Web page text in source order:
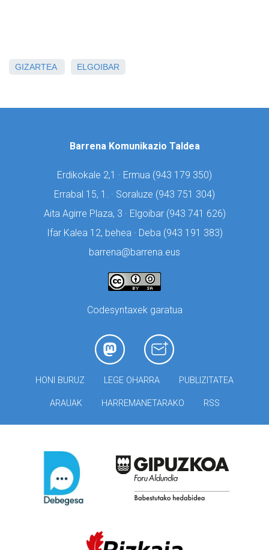
GIZARTEA ELGOIBAR
Barrena Komunikazio Taldea
Erdikokale 2,1 · Ermua (943 179 350)
Errabal 15, 1. · Soraluze (943 751 304)
Aita Agirre Plaza, 3 · Elgoibar (943 741 626)
Ifar Kalea 12, behea · Deba (943 191 383)
barrena@barrena.eus
Codesyntaxek garatua
HONI BURUZ LEGE OHARRA PUBLIZITATEA
ARAUAK HARREMANETARAKO RSS